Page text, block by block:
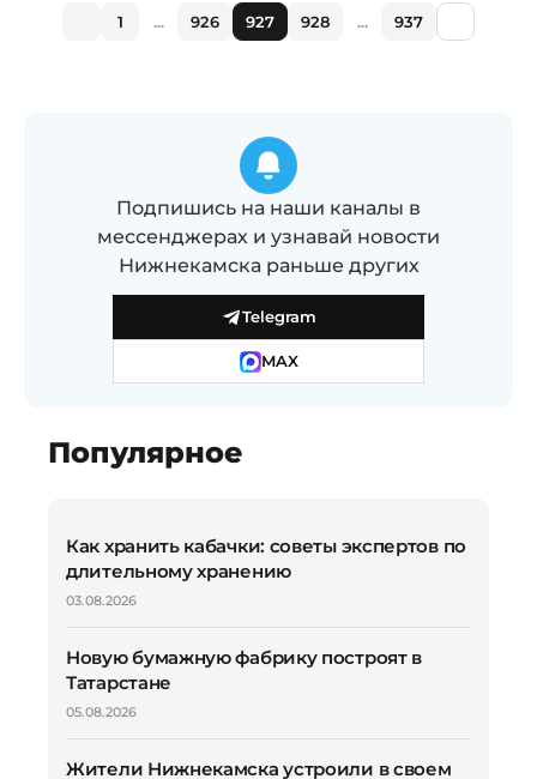
1 ... 926 927 928 ... 937
Подпишись на наши каналы в
мессенджерах и узнавай новости
Нижнекамска раньше других
Telegram
MAX
Популярное
Как хранить кабачки: советы экспертов по
длительному хранению
03.08.2026
Новую бумажную фабрику построят в
Татарстане
05.08.2026
Жители Нижнекамска устроили в своем